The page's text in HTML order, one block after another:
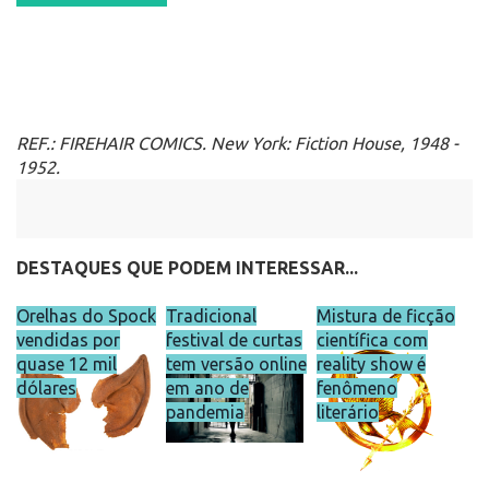
REF.: FIREHAIR COMICS. New York: Fiction House, 1948 -
1952.
DESTAQUES QUE PODEM INTERESSAR...
Orelhas do Spock
vendidas por
quase 12 mil
dólares
Tradicional
festival de curtas
tem versão online
em ano de
pandemia
Mistura de ficção
científica com
reality show é
fenômeno
literário